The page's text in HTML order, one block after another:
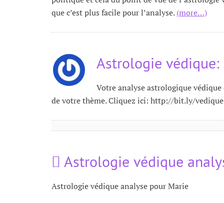
que c’est plus facile pour l’analyse.(more…)
Astrologie védique:
Votre analyse astrologique
de votre thème. Cliquez ici: http://bit.ly/
Astrologie védique
Astrologie védique analyse pour Marie